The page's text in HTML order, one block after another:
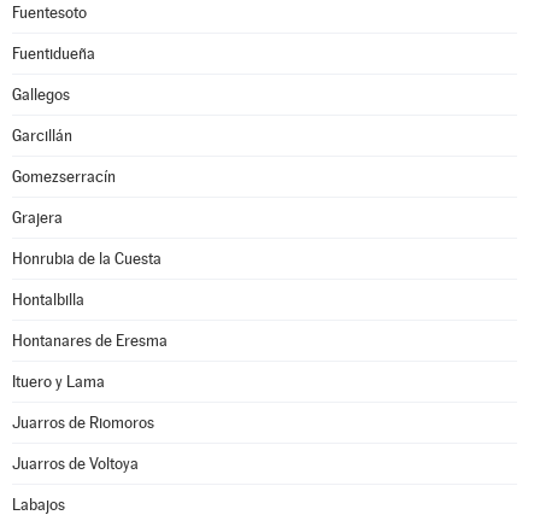
Fuentesoto
Fuentidueña
Gallegos
Garcillán
Gomezserracín
Grajera
Honrubia de la Cuesta
Hontalbilla
Hontanares de Eresma
Ituero y Lama
Juarros de Riomoros
Juarros de Voltoya
Labajos